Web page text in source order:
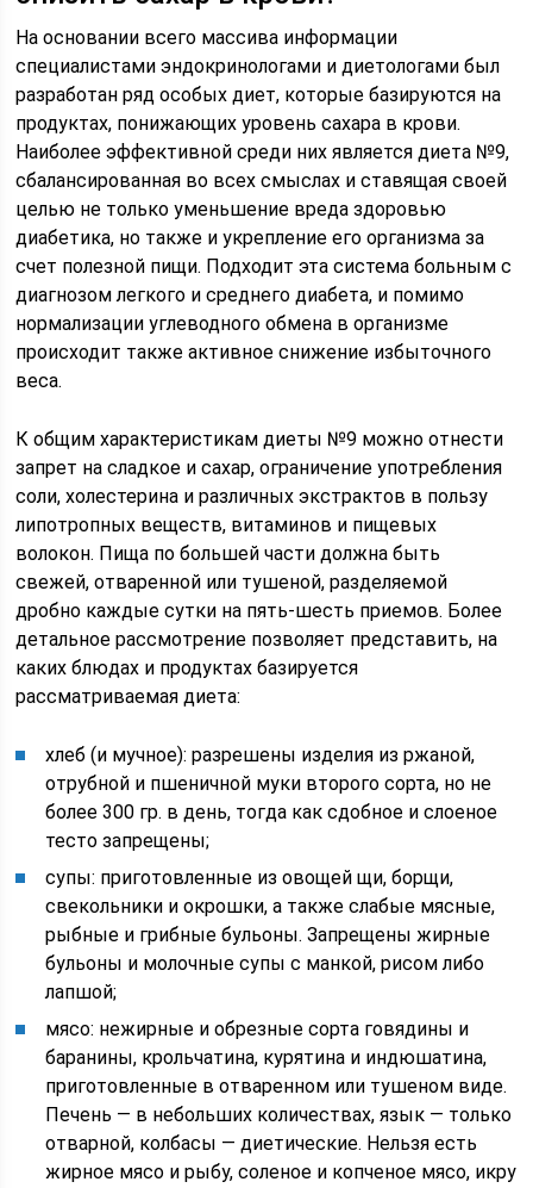
На основании всего массива информации
специалистами эндокринологами и диетологами был
разработан ряд особых диет, которые базируются на
продуктах, понижающих уровень сахара в крови.
Наиболее эффективной среди них является диета №9,
сбалансированная во всех смыслах и ставящая своей
целью не только уменьшение вреда здоровью
диабетика, но также и укрепление его организма за
счет полезной пищи. Подходит эта система больным с
диагнозом легкого и среднего диабета, и помимо
нормализации углеводного обмена в организме
происходит также активное снижение избыточного
веса.
К общим характеристикам диеты №9 можно отнести
запрет на сладкое и сахар, ограничение употребления
соли, холестерина и различных экстрактов в пользу
липотропных веществ, витаминов и пищевых
волокон. Пища по большей части должна быть
свежей, отваренной или тушеной, разделяемой
дробно каждые сутки на пять-шесть приемов. Более
детальное рассмотрение позволяет представить, на
каких блюдах и продуктах базируется
рассматриваемая диета:
хлеб (и мучное): разрешены изделия из ржаной,
отрубной и пшеничной муки второго сорта, но не
более 300 гр. в день, тогда как сдобное и слоеное
тесто запрещены;
супы: приготовленные из овощей щи, борщи,
свекольники и окрошки, а также слабые мясные,
рыбные и грибные бульоны. Запрещены жирные
бульоны и молочные супы с манкой, рисом либо
лапшой;
мясо: нежирные и обрезные сорта говядины и
баранины, крольчатина, курятина и индюшатина,
приготовленные в отваренном или тушеном виде.
Печень — в небольших количествах, язык — только
отварной, колбасы — диетические. Нельзя есть
жирное мясо и рыбу, соленое и копченое мясо, икру